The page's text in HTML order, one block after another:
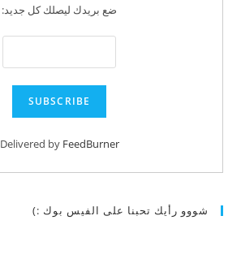
ضع بريدك ليصلك كل جديد:
Delivered by FeedBurner
شووو رأيك تحبنا على الفيس بوك :)